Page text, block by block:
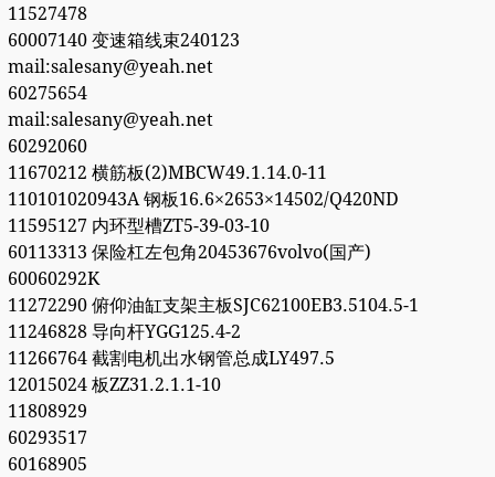
11527478
60007140 变速箱线束240123
mail:salesany@yeah.net
60275654
mail:salesany@yeah.net
60292060
11670212 横筋板(2)MBCW49.1.14.0-11
110101020943A 钢板16.6×2653×14502/Q420ND
11595127 内环型槽ZT5-39-03-10
60113313 保险杠左包角20453676volvo(国产)
60060292K
11272290 俯仰油缸支架主板SJC62100EB3.5104.5-1
11246828 导向杆YGG125.4-2
11266764 截割电机出水钢管总成LY497.5
12015024 板ZZ31.2.1.1-10
11808929
60293517
60168905